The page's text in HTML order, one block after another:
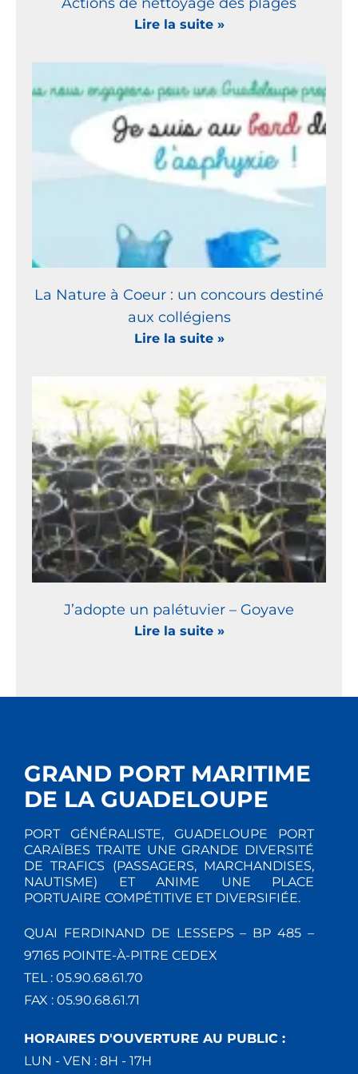
Lire la suite »
La Nature à Coeur : un concours destiné
aux collégiens
Lire la suite »
J’adopte un palétuvier – Goyave
Lire la suite »
GRAND PORT MARITIME
DE LA GUADELOUPE
PORT GÉNÉRALISTE, GUADELOUPE PORT
CARAÏBES TRAITE UNE GRANDE DIVERSITÉ
DE TRAFICS (PASSAGERS, MARCHANDISES,
NAUTISME) ET ANIME UNE PLACE
PORTUAIRE COMPÉTITIVE ET DIVERSIFIÉE.
QUAI FERDINAND DE LESSEPS – BP 485 –
97165 POINTE-À-PITRE CEDEX
TEL : 05.90.68.61.70
FAX : 05.90.68.61.71
HORAIRES D'OUVERTURE AU PUBLIC :
LUN - VEN : 8H - 17H